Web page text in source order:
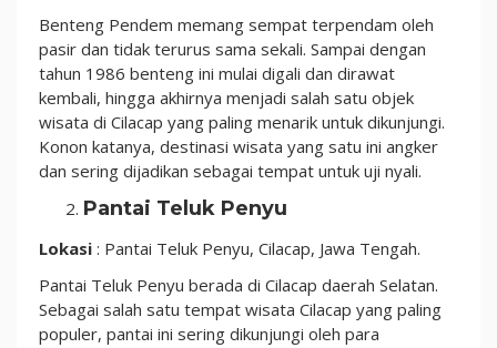
Benteng Pendem memang sempat terpendam oleh
pasir dan tidak terurus sama sekali. Sampai dengan
tahun 1986 benteng ini mulai digali dan dirawat
kembali, hingga akhirnya menjadi salah satu objek
wisata di Cilacap yang paling menarik untuk dikunjungi.
Konon katanya, destinasi wisata yang satu ini angker
dan sering dijadikan sebagai tempat untuk uji nyali.
Pantai Teluk Penyu
Lokasi : Pantai Teluk Penyu, Cilacap, Jawa Tengah.
Pantai Teluk Penyu berada di Cilacap daerah Selatan.
Sebagai salah satu tempat wisata Cilacap yang paling
populer, pantai ini sering dikunjungi oleh para